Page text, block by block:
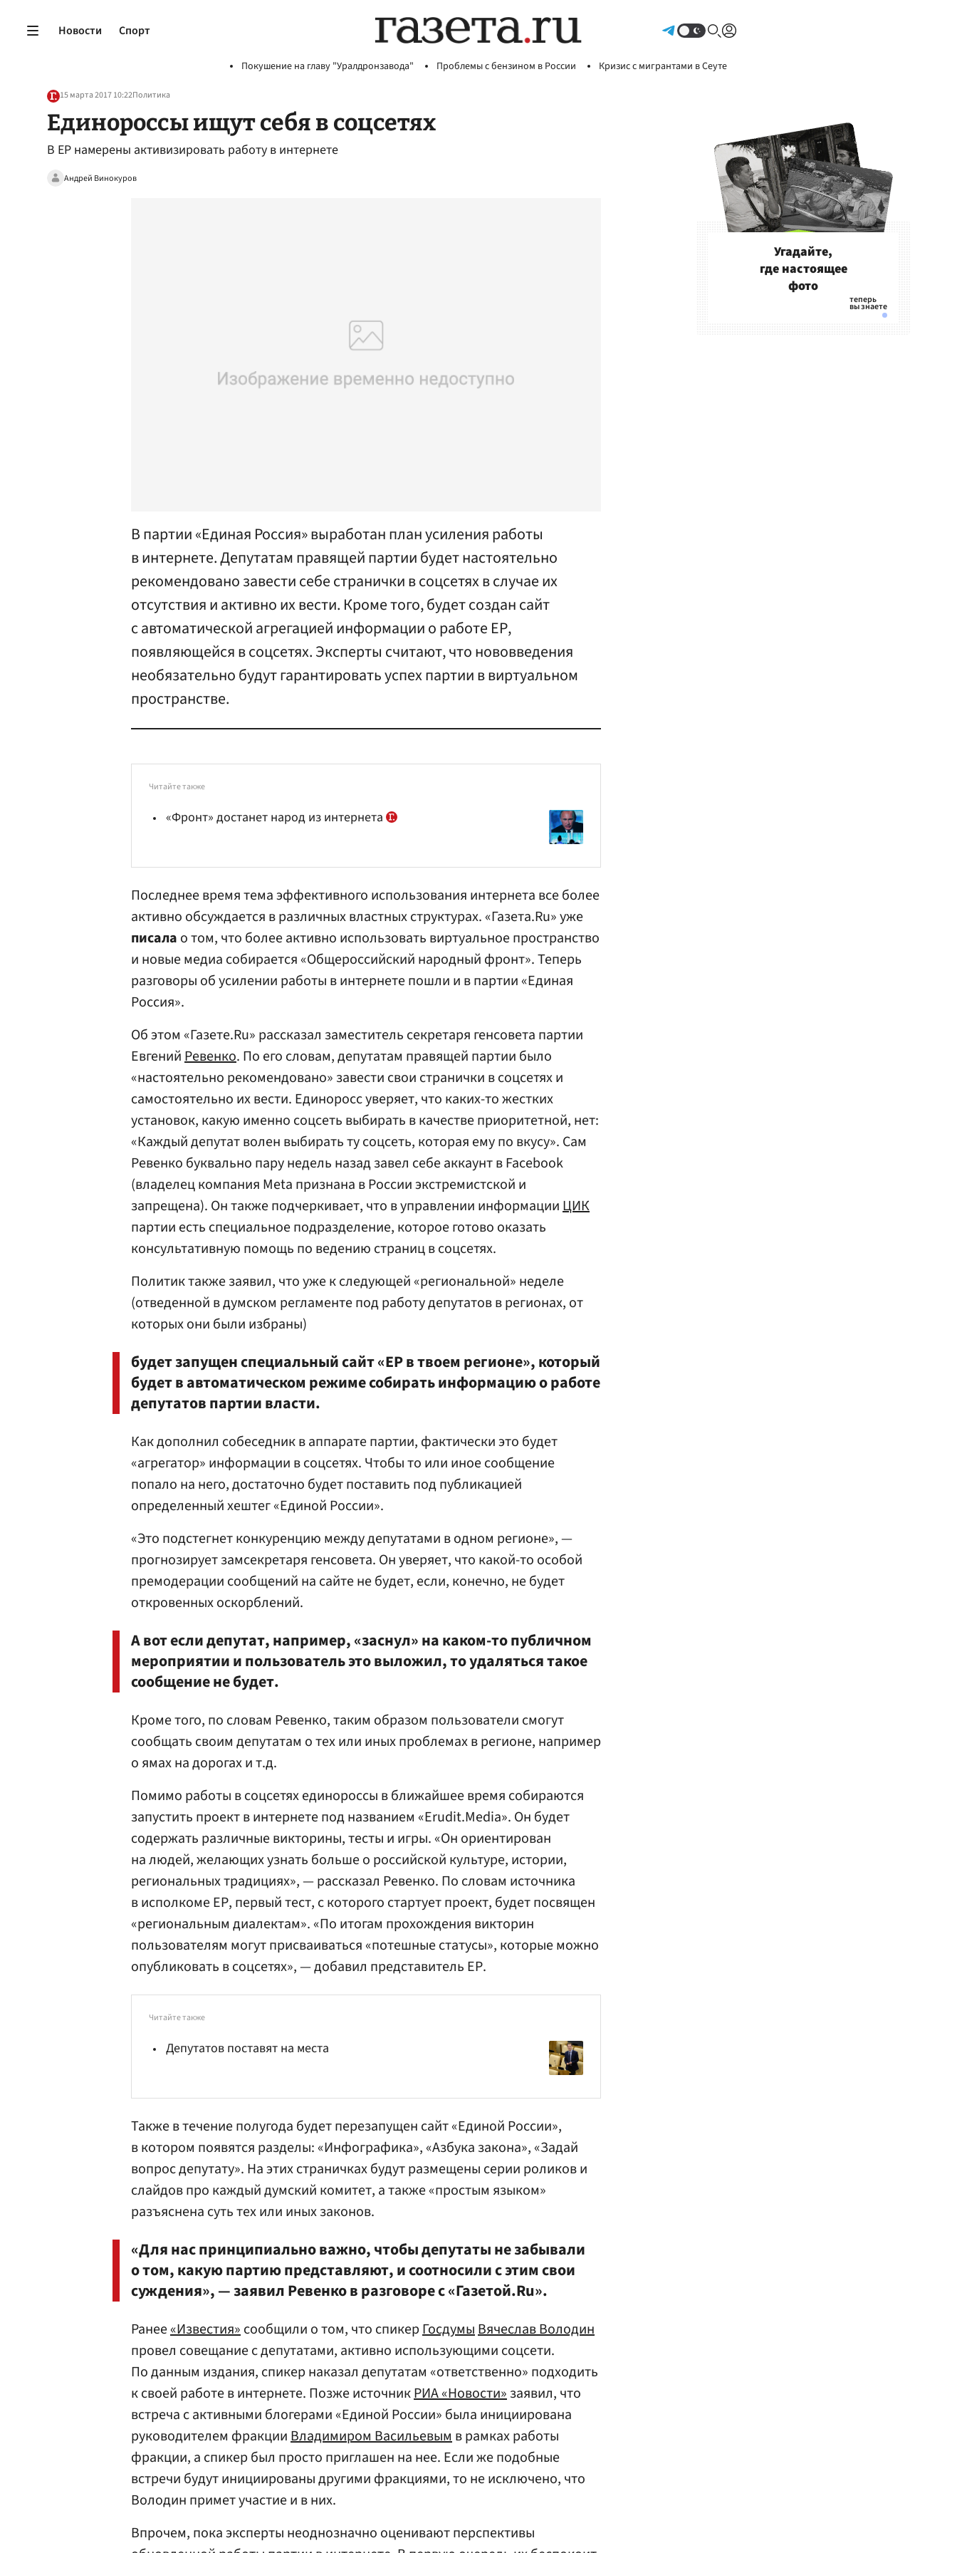
Новости Спорт
Покушение на главу "Уралдронзавода" Проблемы с бензином в России Кризис с мигрантами в Сеуте
15 марта 2017 10:22Политика
Единороссы ищут себя в соцсетях
В ЕР намерены активизировать работу в интернете
Андрей Винокуров
В партии «Единая Россия» выработан план усиления работы
в интернете. Депутатам правящей партии будет настоятельно
рекомендовано завести себе странички в соцсетях в случае их
отсутствия и активно их вести. Кроме того, будет создан сайт
с автоматической агрегацией информации о работе ЕР,
появляющейся в соцсетях. Эксперты считают, что нововведения
необязательно будут гарантировать успех партии в виртуальном
пространстве.
Читайте также
«Фронт» достанет народ из интернета
Последнее время тема эффективного использования интернета все более
активно обсуждается в различных властных структурах. «Газета.Ru» уже
писала о том, что более активно использовать виртуальное пространство
и новые медиа собирается «Общероссийский народный фронт». Теперь
разговоры об усилении работы в интернете пошли и в партии «Единая
Россия».
Об этом «Газете.Ru» рассказал заместитель секретаря генсовета партии
ЕвгенийРевенко. По его словам, депутатам правящей партии было
«настоятельно рекомендовано» завести свои странички в соцсетях и
самостоятельно их вести. Единоросс уверяет, что каких-то жестких
установок, какую именно соцсеть выбирать в качестве приоритетной, нет:
«Каждый депутат волен выбирать ту соцсеть, которая ему по вкусу». Сам
Ревенко буквально пару недель назад завел себе аккаунт в Facebook
(владелец компания Meta признана в России экстремистской и
запрещена). Он также подчеркивает, что в управлении информацииЦИК
партии есть специальное подразделение, которое готово оказать
консультативную помощь по ведению страниц в соцсетях.
Политик также заявил, что уже к следующей «региональной» неделе
(отведенной в думском регламенте под работу депутатов в регионах, от
которых они были избраны)
будет запущен специальный сайт «ЕР в твоем регионе», который
будет в автоматическом режиме собирать информацию о работе
депутатов партии власти.
Как дополнил собеседник в аппарате партии, фактически это будет
«агрегатор» информации в соцсетях. Чтобы то или иное сообщение
попало на него, достаточно будет поставить под публикацией
определенный хештег «Единой России».
«Это подстегнет конкуренцию между депутатами в одном регионе», —
прогнозирует замсекретаря генсовета. Он уверяет, что какой-то особой
премодерации сообщений на сайте не будет, если, конечно, не будет
откровенных оскорблений.
А вот если депутат, например, «заснул» на каком-то публичном
мероприятии и пользователь это выложил, то удаляться такое
сообщение не будет.
Кроме того, по словам Ревенко, таким образом пользователи смогут
сообщать своим депутатам о тех или иных проблемах в регионе, например
о ямах на дорогах и т.д.
Помимо работы в соцсетях единороссы в ближайшее время собираются
запустить проект в интернете под названием «Erudit.Media». Он будет
содержать различные викторины, тесты и игры. «Он ориентирован
на людей, желающих узнать больше о российской культуре, истории,
региональных традициях», — рассказал Ревенко. По словам источника
в исполкоме ЕР, первый тест, с которого стартует проект, будет посвящен
«региональным диалектам». «По итогам прохождения викторин
пользователям могут присваиваться «потешные статусы», которые можно
опубликовать в соцсетях», — добавил представитель ЕР.
Читайте также
Депутатов поставят на места
Также в течение полугода будет перезапущен сайт «Единой России»,
в котором появятся разделы: «Инфографика», «Азбука закона», «Задай
вопрос депутату». На этих страничках будут размещены серии роликов и
слайдов про каждый думский комитет, а также «простым языком»
разъяснена суть тех или иных законов.
«Для нас принципиально важно, чтобы депутаты не забывали
о том, какую партию представляют, и соотносили с этим свои
суждения», — заявил Ревенко в разговоре с «Газетой.Ru».
Ранее«Известия»сообщили о том, что спикерГосдумыВячеслав Володин
провел совещание с депутатами, активно использующими соцсети.
По данным издания, спикер наказал депутатам «ответственно» подходить
к своей работе в интернете. Позже источникРИА «Новости»заявил, что
встреча с активными блогерами «Единой России» была инициирована
руководителем фракцииВладимиром Васильевымв рамках работы
фракции, а спикер был просто приглашен на нее. Если же подобные
встречи будут инициированы другими фракциями, то не исключено, что
Володин примет участие и в них.
Впрочем, пока эксперты неоднозначно оценивают перспективы
Угадайте,
где настоящее
фото